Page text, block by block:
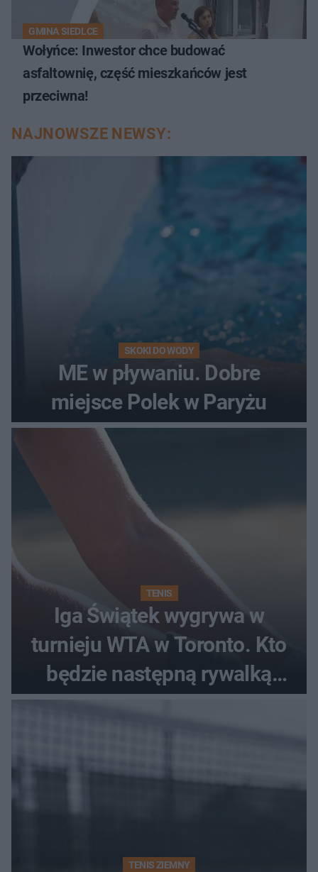
GMINA SIEDLCE
Wołyńce: Inwestor chce budować
asfaltownię, część mieszkańców jest
przeciwna!
NAJNOWSZE NEWSY:
SKOKI DO WODY
ME w pływaniu. Dobre
miejsce Polek w Paryżu
TENIS
Iga Świątek wygrywa w
turnieju WTA w Toronto. Kto
będzie następną rywalką
TENIS ZIEMNY